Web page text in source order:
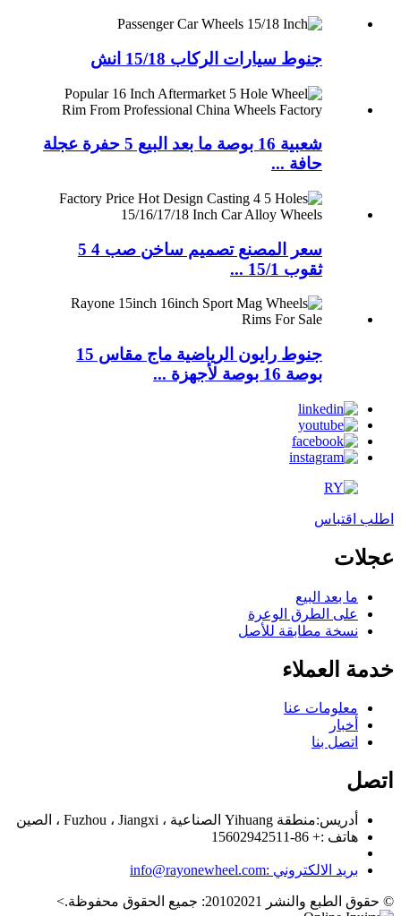
جنوط سيارات الركاب 15/18 انش
شعبية 16 بوصة ما بعد البيع 5 حفرة عجلة
حافة ...
سعر المصنع تصميم ساخن صب 4 5
ثقوب 15/1 ...
جنوط رايون الرياضية ماج مقاس 15
بوصة 16 بوصة لأجهزة ...
اطلب اقتباس
عجلات
ما بعد البيع
على الطرق الوعرة
نسخة مطابقة للأصل
خدمة العملاء
معلومات عنا
أخبار
اتصل بنا
اتصل
أدريس:منطقة Yihuang الصناعية ، Fuzhou ، Jiangxi ، الصين
هاتف :+ 86-15602942511
بريد الالكتروني :info@rayonewheel.com
© حقوق الطبع والنشر 20102021: جميع الحقوق محفوظة. >